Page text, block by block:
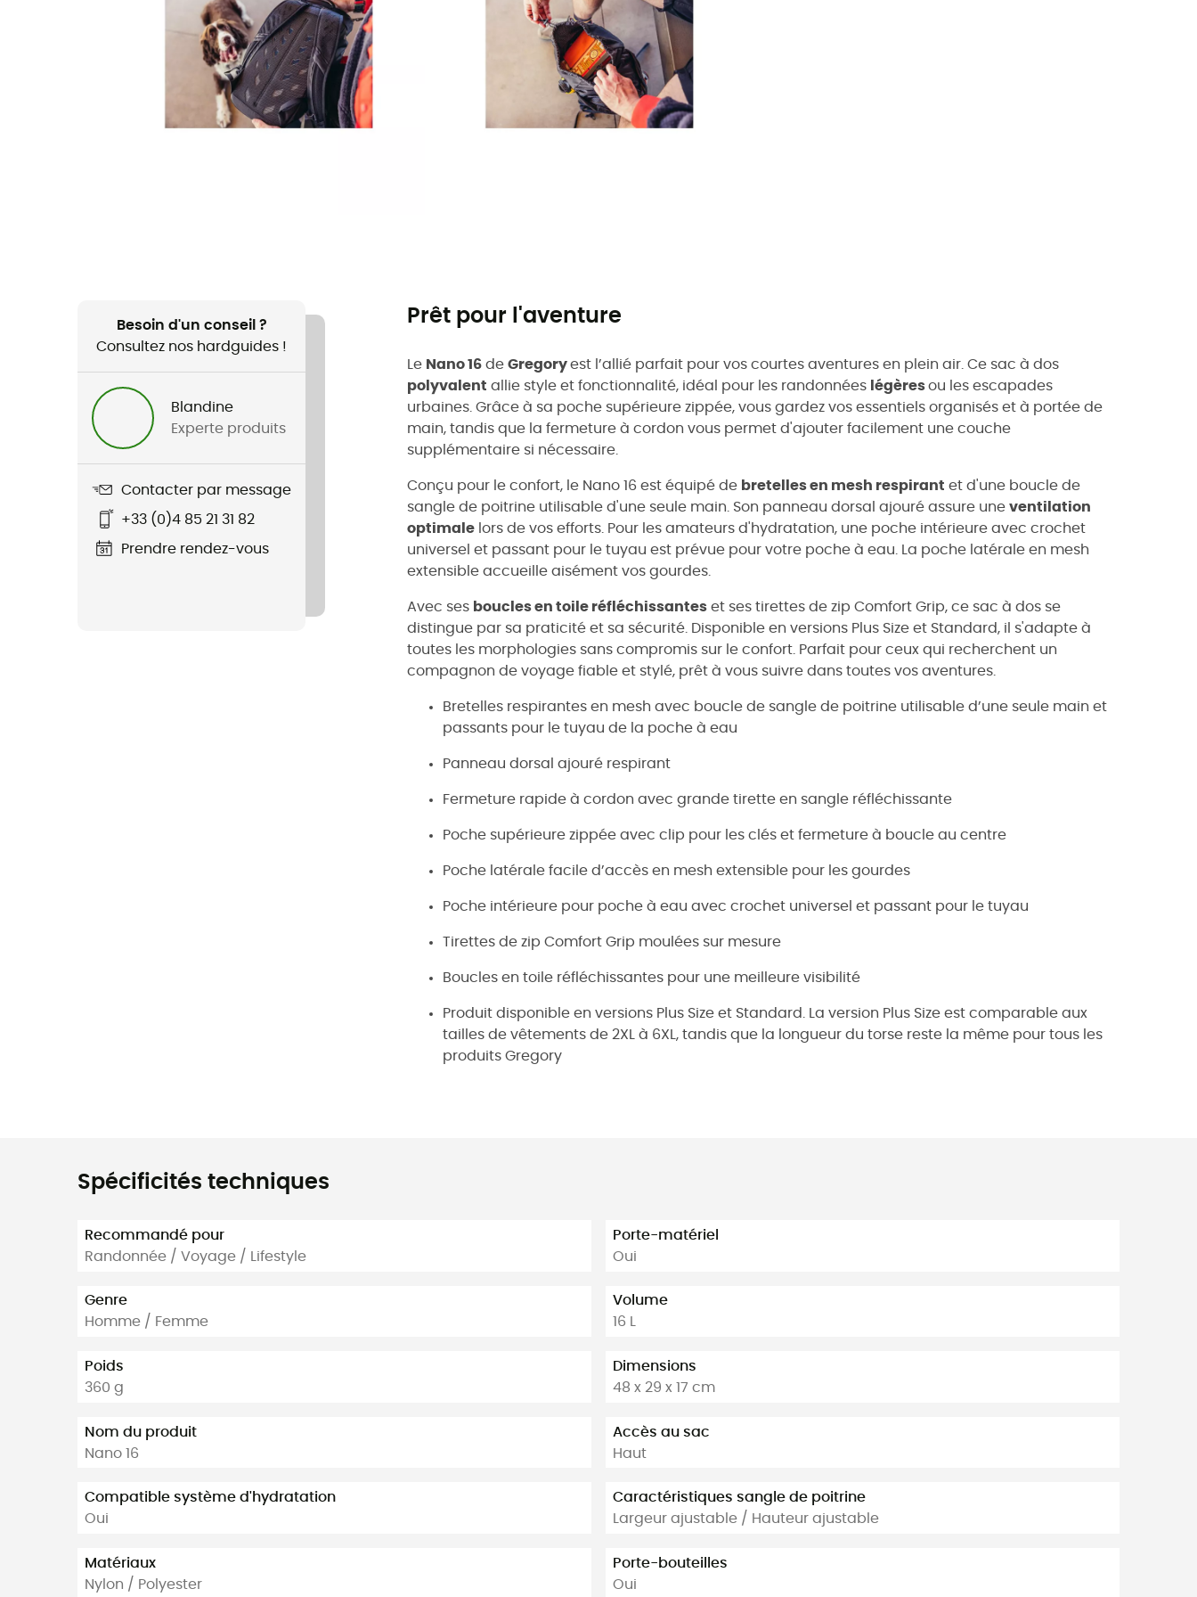
Besoin d'un conseil ?
Consultez nos hardguides !
Blandine
Experte produits
Contacter par message
+33 (0)4 85 21 31 82
Prendre rendez-vous
Prêt pour l'aventure
Le Nano 16 de Gregoryest l’allié parfait pour vos courtes aventures en plein air. Ce sac à dos
polyvalent allie style et fonctionnalité, idéal pour les randonnées légèresou les escapades
urbaines. Grâce à sa poche supérieure zippée, vous gardez vos essentiels organisés et à portée de
main, tandis que la fermeture à cordon vous permet d'ajouter facilement une couche
supplémentaire si nécessaire.
Conçu pour le confort, le Nano 16 est équipé de bretelles en mesh respirant et d'une boucle de
sangle de poitrine utilisable d'une seule main. Son panneau dorsal ajouré assure une ventilation
optimale lors de vos efforts. Pour les amateurs d'hydratation, une poche intérieure avec crochet
universel et passant pour le tuyau est prévue pour votre poche à eau. La poche latérale en mesh
extensible accueille aisément vos gourdes.
Avec ses boucles en toile réfléchissantes et ses tirettes de zip Comfort Grip, ce sac à dos se
distingue par sa praticité et sa sécurité. Disponible en versions Plus Size et Standard, il s'adapte à
toutes les morphologies sans compromis sur le confort. Parfait pour ceux qui recherchent un
compagnon de voyage fiable et stylé, prêt à vous suivre dans toutes vos aventures.
Bretelles respirantes en mesh avec boucle de sangle de poitrine utilisable d’une seule main et
passants pour le tuyau de la poche à eau
Panneau dorsal ajouré respirant
Fermeture rapide à cordon avec grande tirette en sangle réfléchissante
Poche supérieure zippée avec clip pour les clés et fermeture à boucle au centre
Poche latérale facile d’accès en mesh extensible pour les gourdes
Poche intérieure pour poche à eau avec crochet universel et passant pour le tuyau
Tirettes de zip Comfort Grip moulées sur mesure
Boucles en toile réfléchissantes pour une meilleure visibilité
Produit disponible en versions Plus Size et Standard. La version Plus Size est comparable aux
tailles de vêtements de 2XL à 6XL, tandis que la longueur du torse reste la même pour tous les
produits Gregory
Spécificités techniques
Recommandé pour
Randonnée / Voyage / Lifestyle
Genre
Homme / Femme
Poids
360 g
Nom du produit
Nano 16
Compatible système d'hydratation
Oui
Matériaux
Nylon / Polyester
Porte-matériel
Oui
Volume
16 L
Dimensions
48 x 29 x 17 cm
Accès au sac
Haut
Caractéristiques sangle de poitrine
Largeur ajustable / Hauteur ajustable
Porte-bouteilles
Oui